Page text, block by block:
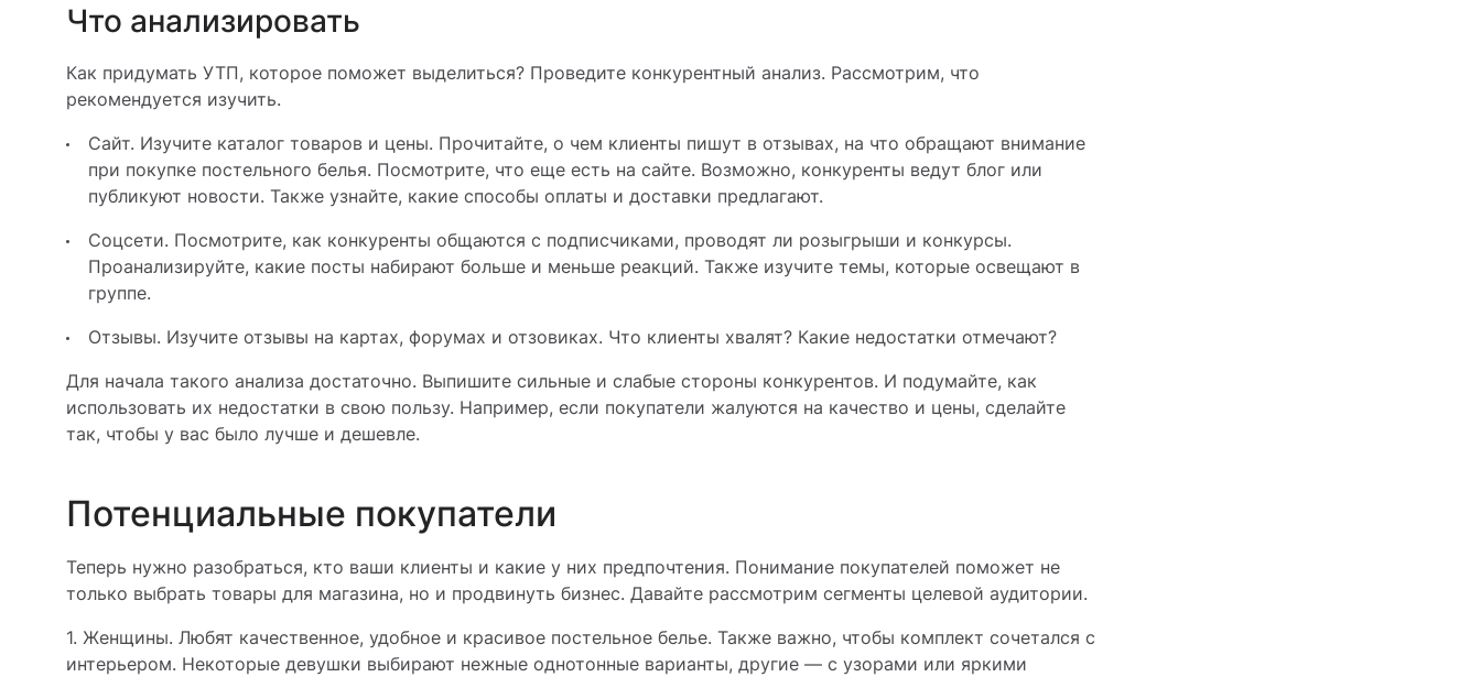
Что анализировать
Как придумать УТП, которое поможет выделиться? Проведите конкурентный анализ. Рассмотрим, что
рекомендуется изучить.
Сайт. Изучите каталог товаров и цены. Прочитайте, о чем клиенты пишут в отзывах, на что обращают внимание
при покупке постельного белья. Посмотрите, что еще есть на сайте. Возможно, конкуренты ведут блог или
публикуют новости. Также узнайте, какие способы оплаты и доставки предлагают.
Соцсети. Посмотрите, как конкуренты общаются с подписчиками, проводят ли розыгрыши и конкурсы.
Проанализируйте, какие посты набирают больше и меньше реакций. Также изучите темы, которые освещают в
группе.
Отзывы. Изучите отзывы на картах, форумах и отзовиках. Что клиенты хвалят? Какие недостатки отмечают?
Для начала такого анализа достаточно. Выпишите сильные и слабые стороны конкурентов. И подумайте, как
использовать их недостатки в свою пользу. Например, если покупатели жалуются на качество и цены, сделайте
так, чтобы у вас было лучше и дешевле.
Потенциальные покупатели
Теперь нужно разобраться, кто ваши клиенты и какие у них предпочтения. Понимание покупателей поможет не
только выбрать товары для магазина, но и продвинуть бизнес. Давайте рассмотрим сегменты целевой аудитории.
1. Женщины. Любят качественное, удобное и красивое постельное белье. Также важно, чтобы комплект сочетался с
интерьером. Некоторые девушки выбирают нежные однотонные варианты, другие — с узорами или яркими